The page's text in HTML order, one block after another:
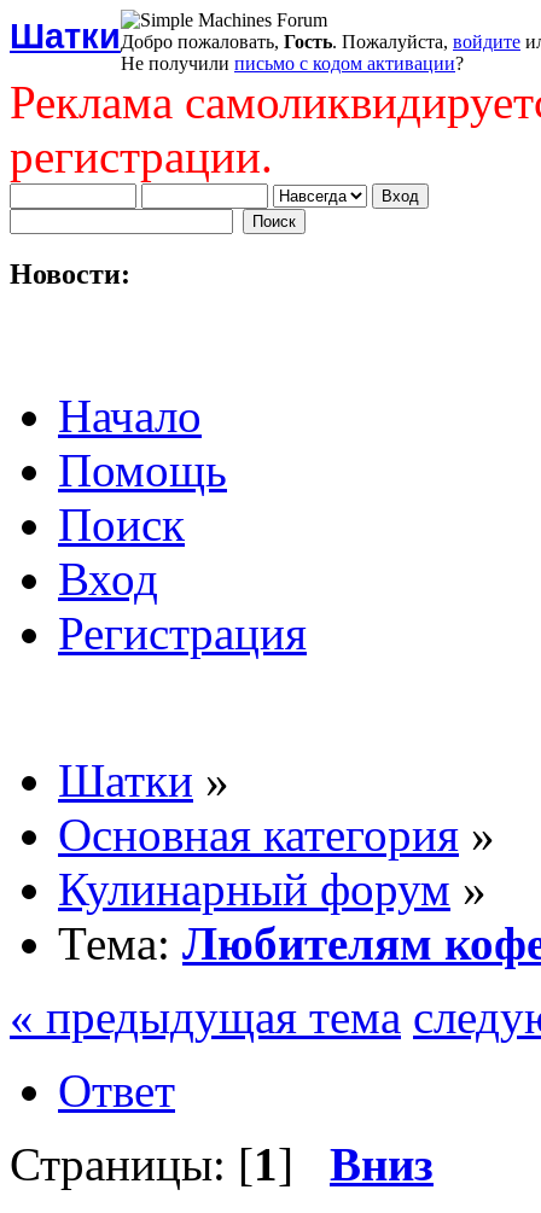
ШаткиДобро пожаловать, Гость. Пожалуйста, войдите
Не получили письмо с кодом активации?
Реклама
регистрации.
Новости:
Начало
Помощь
Поиск
Вход
Регистрация
Шатки »
Основная категория »
Кулинарный форум »
Тема: Любителям
« предыдущая тема
Ответ
Страницы: [1] Вниз